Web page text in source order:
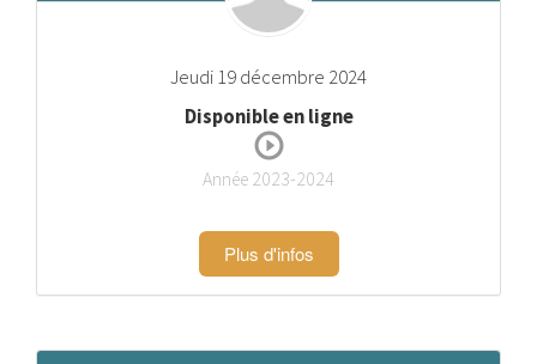
Jeudi 19 décembre 2024
Disponible en ligne
Année 2023-2024
Plus d'infos